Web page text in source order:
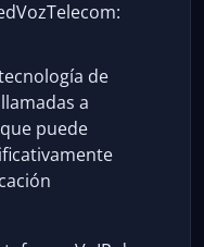
de
a
puede